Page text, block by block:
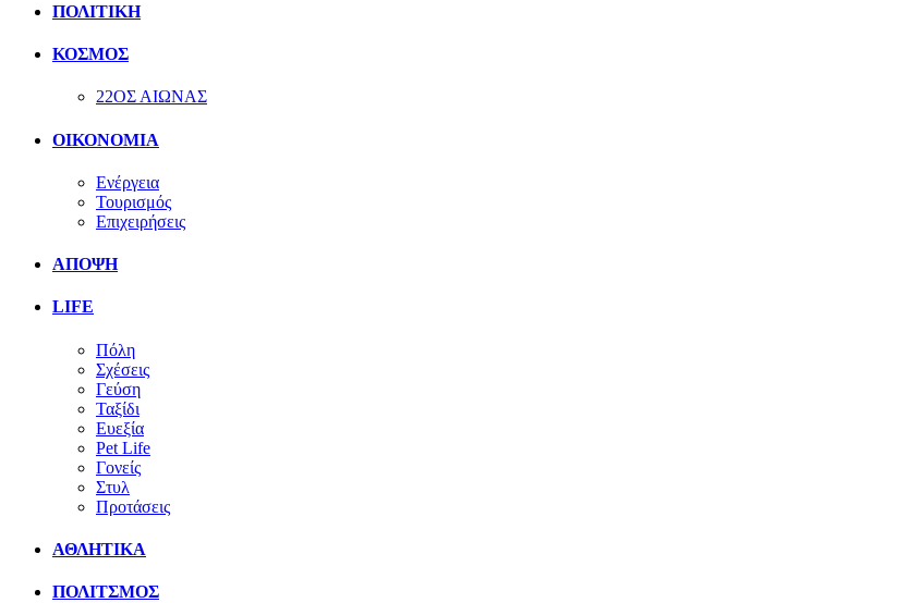
ΠΟΛΙΤΙΚΗ
ΚΟΣΜΟΣ
22ΟΣ ΑΙΩΝΑΣ
ΟΙΚΟΝΟΜΙΑ
Ενέργεια
Τουρισμός
Επιχειρήσεις
ΑΠΟΨΗ
LIFE
Πόλη
Σχέσεις
Γεύση
Ταξίδι
Ευεξία
Pet Life
Γονείς
Στυλ
Προτάσεις
ΑΘΛΗΤΙΚΑ
ΠΟΛΙΤΣΜΟΣ